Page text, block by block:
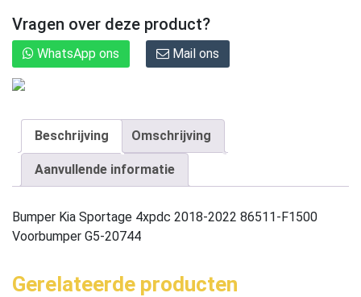
Vragen over deze product?
WhatsApp ons Mail ons
Beschrijving Omschrijving
Aanvullende informatie
Bumper Kia Sportage 4xpdc 2018-2022 86511-F1500
Voorbumper G5-20744
Gerelateerde producten